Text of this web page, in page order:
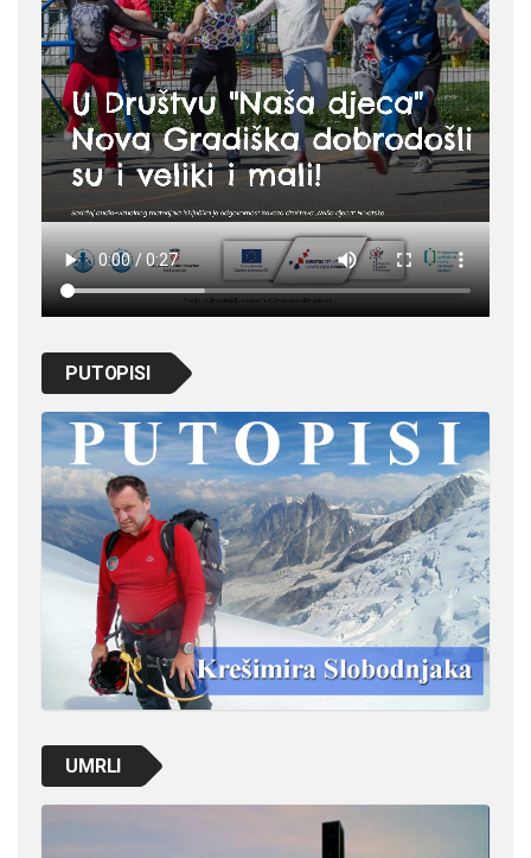
PUTOPISI
UMRLI